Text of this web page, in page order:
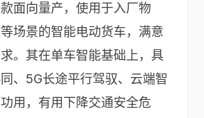
面向量产，使用于入厂物
场景的智能电动货车，满意
。其在单车智能基础上，具
、5G长途平行驾驭、云端智
用，有用下降交通安全危